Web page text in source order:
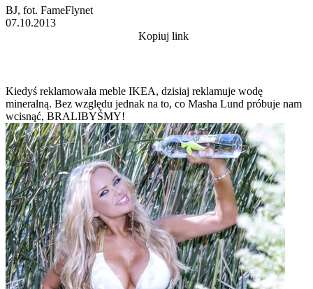
BJ, fot. FameFlynet
07.10.2013
Kopiuj link
Kiedyś reklamowała meble IKEA, dzisiaj reklamuje wodę
mineralną. Bez względu jednak na to, co Masha Lund próbuje nam
wcisnąć, BRALIBYŚMY!